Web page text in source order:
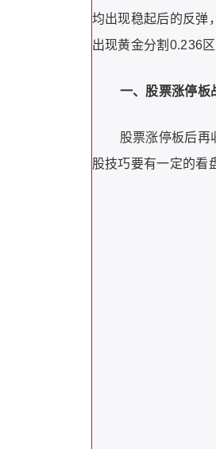
均出现稳起后的反弹
出现黄金分割0.236区
一、股票涨停板
股票涨停板后再
股技巧要有一定的看